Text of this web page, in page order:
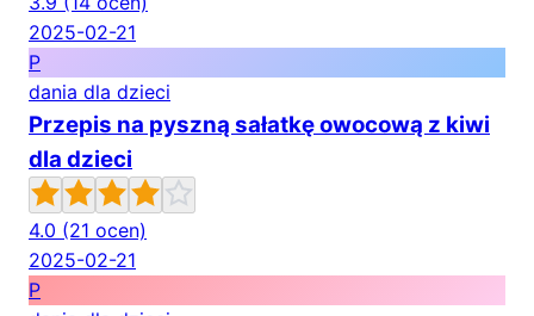
2025-02-21
P
dania dla dzieci
Przepis na pyszną sałatkę owocową z kiwi
dla dzieci
4.0 (21 ocen)
2025-02-21
P